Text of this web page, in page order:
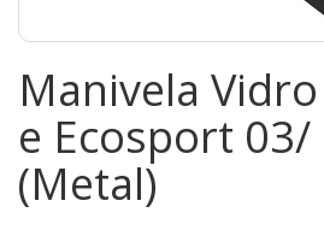
Manivela
e Ecosport 03/
(Metal)